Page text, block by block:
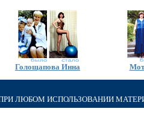
Голощапова Инна
ЛЮБОМ ИСПОЛЬЗОВАНИИ